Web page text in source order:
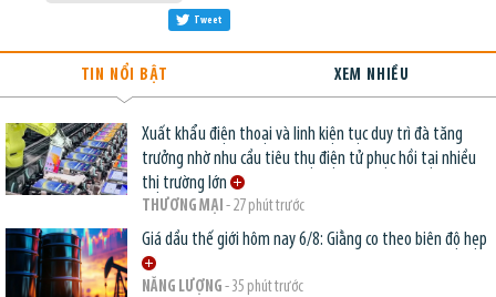
Tweet
TIN NỔI BẬT XEM NHIỀU
Xuất khẩu điện thoại và linh kiện tục duy trì đà tăng
trưởng nhờ nhu cầu tiêu thụ điện tử phục hồi tại nhiều
thị trường lớn
THƯƠNG MẠI - 27 phút trước
Giá dầu thế giới hôm nay 6/8: Giằng co theo biên độ hẹp
NĂNG LƯỢNG - 35 phút trước